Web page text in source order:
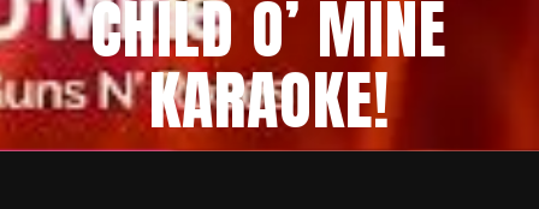
CHILD O’ MINE
KARAOKE!